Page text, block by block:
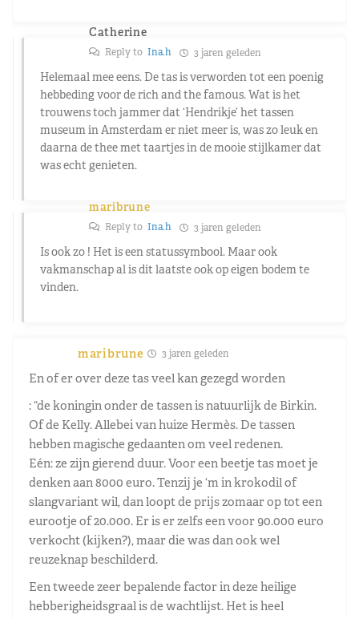
Catherine
Reply to Ina.h 3 jaren geleden
Helemaal mee eens. De tas is verworden tot een poenig
hebbeding voor de rich and the famous. Wat is het
trouwens toch jammer dat ‘Hendrikje’ het tassen
museum in Amsterdam er niet meer is, was zo leuk en
daarna de thee met taartjes in de mooie stijlkamer dat
was echt genieten.
maribrune
Reply to Ina.h 3 jaren geleden
Is ook zo ! Het is een statussymbool. Maar ook
vakmanschap al is dit laatste ook op eigen bodem te
vinden.
maribrune 3 jaren geleden
En of er over deze tas veel kan gezegd worden
: “de koningin onder de tassen is natuurlijk de Birkin.
Of de Kelly. Allebei van huize Hermès. De tassen
hebben magische gedaanten om veel redenen.
Eén: ze zijn gierend duur. Voor een beetje tas moet je
denken aan 8000 euro. Tenzij je ‘m in krokodil of
slangvariant wil, dan loopt de prijs zomaar op tot een
eurootje of 20.000. Er is er zelfs een voor 90.000 euro
verkocht (kijken?), maar die was dan ook wel
reuzeknap beschilderd.
Een tweede zeer bepalende factor in deze heilige
hebberigheidsgraal is de wachtlijst. Het is heel